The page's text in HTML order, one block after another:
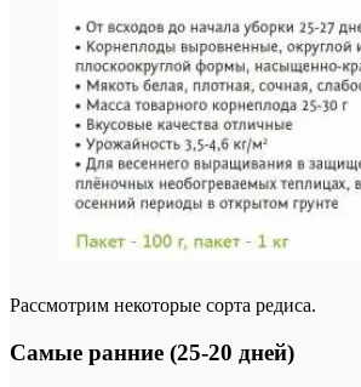
Рассмотрим некоторые сорта редиса.
Самые ранние (25-20 дней)